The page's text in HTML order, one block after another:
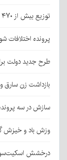
توزیع بیش از ۴۷۰ هزار لیتر آب میان عزاداران جامانده اربعین در کرمان
پرونده اختلافات
طرح جدید دولت برای
بازداشت زن سارق و پسر ۱۲ ساله‌اش در کرمان
سازش در سه پرونده
وزش باد و خیزش
درخشش اسکیت‌سواران